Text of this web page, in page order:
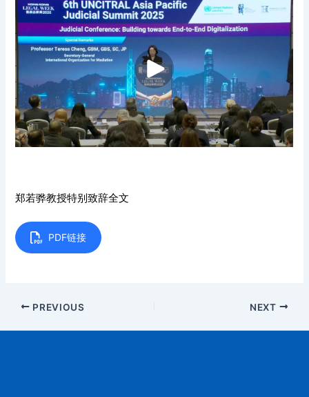
郑若骅教授特别致辞全文
PDF链接
PREVIOUS NEXT